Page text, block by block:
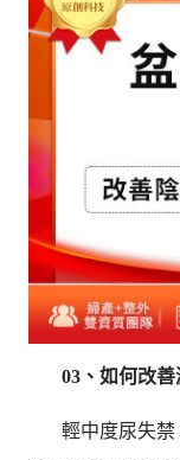
03、如何改善
輕中度尿失